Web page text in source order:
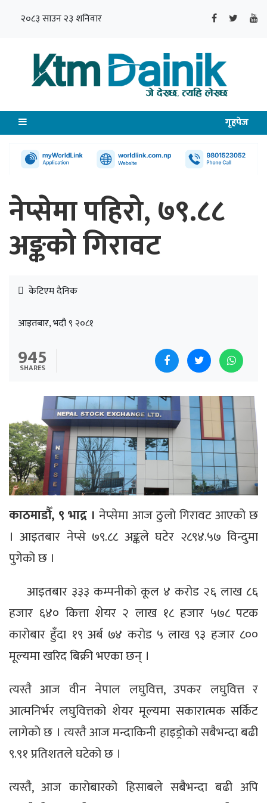
२०८३ साउन २३ शनिवार
गृहपेज
नेप्सेमा पहिरो, ७९.८८
अङ्कको गिरावट
केटिएम दैनिक
आइतबार, भदौ ९ २०८१
945
SHARES
काठमाडौँ, ९ भाद्र । नेप्सेमा आज ठुलो गिरावट आएको छ
। आइतबार नेप्से ७९.८८ अङ्कले घटेर २८९४.५७ विन्दुमा
पुगेको छ ।
आइतबार ३३३ कम्पनीको कूल ४ करोड २६ लाख ८६
हजार ६४० कित्ता शेयर २ लाख १८ हजार ५७८ पटक
कारोबार हुँदा १९ अर्ब ७४ करोड ५ लाख ९३ हजार ८००
मूल्यमा खरिद बिक्री भएका छन् ।
त्यस्तै आज वीन नेपाल लघुवित्त, उपकर लघुवित्त र
आत्मनिर्भर लघुवित्तको शेयर मूल्यमा सकारात्मक सर्किट
लागेको छ । त्यस्तै आज मन्दाकिनी हाइड्रोको सबैभन्दा बढी
९.९१ प्रतिशतले घटेको छ ।
त्यस्तै, आज कारोबारको हिसाबले सबैभन्दा बढी अपि